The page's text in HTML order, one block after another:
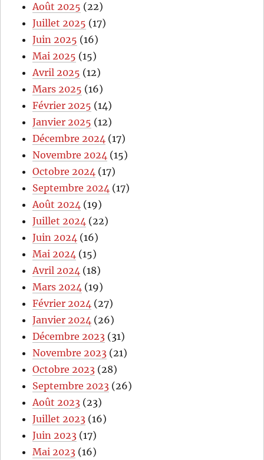
Août 2025 (22)
Juillet 2025 (17)
Juin 2025 (16)
Mai 2025 (15)
Avril 2025 (12)
Mars 2025 (16)
Février 2025 (14)
Janvier 2025 (12)
Décembre 2024 (17)
Novembre 2024 (15)
Octobre 2024 (17)
Septembre 2024 (17)
Août 2024 (19)
Juillet 2024 (22)
Juin 2024 (16)
Mai 2024 (15)
Avril 2024 (18)
Mars 2024 (19)
Février 2024 (27)
Janvier 2024 (26)
Décembre 2023 (31)
Novembre 2023 (21)
Octobre 2023 (28)
Septembre 2023 (26)
Août 2023 (23)
Juillet 2023 (16)
Juin 2023 (17)
Mai 2023 (16)